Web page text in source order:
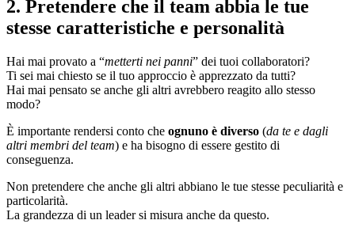
2. Pretendere che il team abbia le tue
stesse caratteristiche e personalità
Hai mai provato a “metterti nei panni” dei tuoi collaboratori?
Ti sei mai chiesto se il tuo approccio è apprezzato da tutti?
Hai mai pensato se anche gli altri avrebbero reagito allo stesso
modo?
È importante rendersi conto che ognuno è diverso (da te e dagli
altri membri del team) e ha bisogno di essere gestito di
conseguenza.
Non pretendere che anche gli altri abbiano le tue stesse peculiarità e
particolarità.
La grandezza di un leader si misura anche da questo.